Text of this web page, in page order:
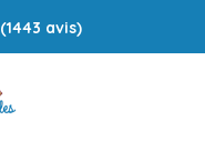
(1443 avis)